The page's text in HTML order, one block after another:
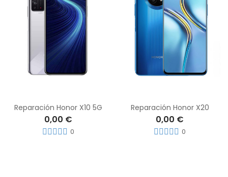
Reparación Honor X10 5G
0,00 €
0
Reparación Honor X20
0,00 €
0